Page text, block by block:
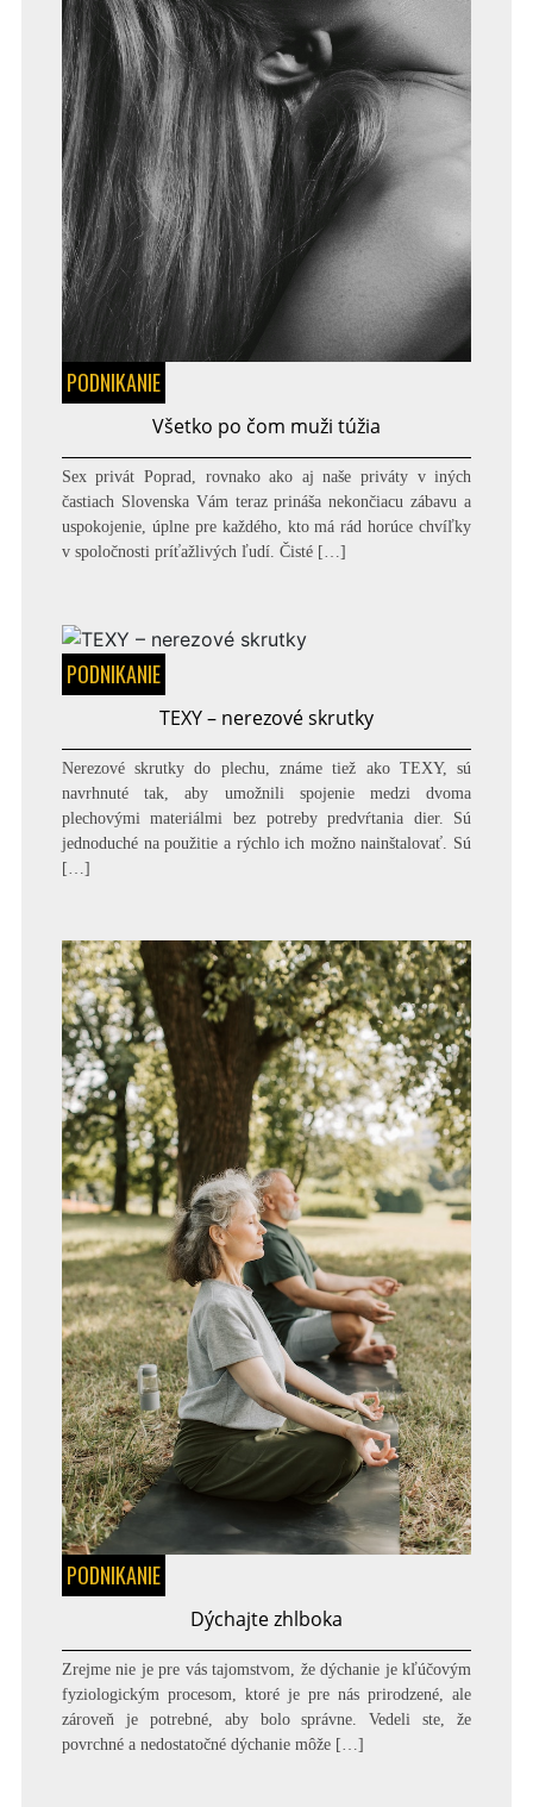
PODNIKANIE
Všetko po čom muži túžia
Sex privát Poprad, rovnako ako aj naše priváty v iných
častiach Slovenska Vám teraz prináša nekončiacu zábavu a
uspokojenie, úplne pre každého, kto má rád horúce chvíľky
v spoločnosti príťažlivých ľudí. Čisté […]
PODNIKANIE
TEXY – nerezové skrutky
Nerezové skrutky do plechu, známe tiež ako TEXY, sú
navrhnuté tak, aby umožnili spojenie medzi dvoma
plechovými materiálmi bez potreby predvŕtania dier. Sú
jednoduché na použitie a rýchlo ich možno nainštalovať. Sú
[…]
PODNIKANIE
Dýchajte zhlboka
Zrejme nie je pre vás tajomstvom, že dýchanie je kľúčovým
fyziologickým procesom, ktoré je pre nás prirodzené, ale
zároveň je potrebné, aby bolo správne. Vedeli ste, že
povrchné a nedostatočné dýchanie môže […]